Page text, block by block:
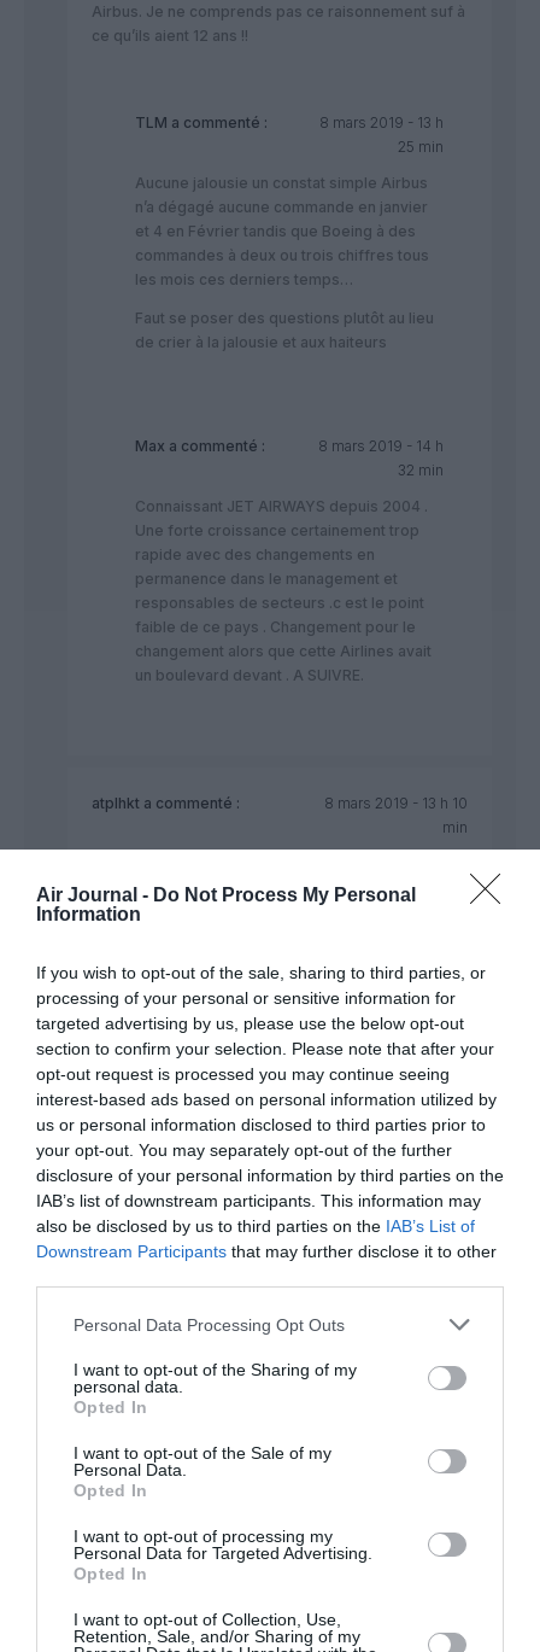
Air Journal - Do Not Process My Personal
Information
If you wish to opt-out of the sale, sharing to third parties, or
processing of your personal or sensitive information for
targeted advertising by us, please use the below opt-out
section to confirm your selection. Please note that after your
opt-out request is processed you may continue seeing
interest-based ads based on personal information utilized by
us or personal information disclosed to third parties prior to
your opt-out. You may separately opt-out of the further
disclosure of your personal information by third parties on the
IAB’s list of downstream participants. This information may
also be disclosed by us to third parties on the IAB’s List of
Downstream Participants that may further disclose it to other
Personal Data Processing Opt Outs
I want to opt-out of the Sharing of my
personal data.
Opted In
I want to opt-out of the Sale of my
Personal Data.
Opted In
I want to opt-out of processing my
Personal Data for Targeted Advertising.
Opted In
I want to opt-out of Collection, Use,
Retention, Sale, and/or Sharing of my
Airbus. Je ne comprends pas ce raisonnement suf à
ce qu’ils aient 12 ans !!
TLM a commenté :
8 mars 2019 - 13 h
25 min
Aucune jalousie un constat simple Airbus
n’a dégagé aucune commande en janvier
et 4 en Février tandis que Boeing à des
commandes à deux ou trois chiffres tous
les mois ces derniers temps…
Faut se poser des questions plutôt au lieu
de crier à la jalousie et aux haiteurs
Max a commenté :
8 mars 2019 - 14 h
32 min
Connaissant JET AIRWAYS depuis 2004 .
Une forte croissance certainement trop
rapide avec des changements en
permanence dans le management et
responsables de secteurs .c est le point
faible de ce pays . Changement pour le
changement alors que cette Airlines avait
un boulevard devant . A SUIVRE.
atplhkt a commenté :
8 mars 2019 - 13 h 10
min
En le domaine commercial aéronautique cyclique en
lui-même et à travers les années les deux
(comme dirait monsieur DE LA PALISSE) soit premier
(et avant dernier) soit second (juste derrière le
premier).
Alors les termes “bide” et “crise” sont quelque peu
péremptoires et candides.
TLMa commenté :
8 mars 2019 - 14 h
57 min
Depuis 2 mois Airbus vend quasiment rien
mais on nous répète que c’est normal…
Boeing vend à la pelle
Et je demande à la modération de bien
m’expliquer pourquoi je me fait censurer à
chaque fois